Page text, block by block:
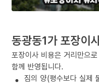
동광동1가 포장이
포장이사 비용은 거리만으
함께 반영됩니다.
짐의 양(평수보다 실제